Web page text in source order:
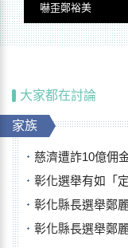
嚇歪鄭裕美
大家都在討論
家族
慈濟遭詐10億佣金！幕
彰化選舉有如「定
彰化縣長選舉鄭麗文
彰化縣長選舉鄭麗文